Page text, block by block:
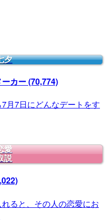
夕
カー(70,774)
月7日にどんなデートをす
愛
説
ると、その人の恋愛にお